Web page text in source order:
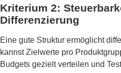
Kriterium 2:
Differenzierung
Eine gute Struktur ermöglicht
kannst Zielwerte pro
Budgets gezielt verteilen und